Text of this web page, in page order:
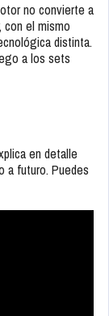
no convierte a
con el mismo
distinta.
a los sets
en detalle
a futuro. Puedes